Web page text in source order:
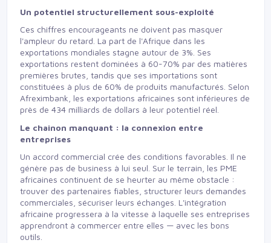
Un potentiel structurellement sous-exploité
Ces chiffres encourageants ne doivent pas masquer
l'ampleur du retard. La part de l'Afrique dans les
exportations mondiales stagne autour de 3%. Ses
exportations restent dominées à 60-70% par des matières
premières brutes, tandis que ses importations sont
constituées à plus de 60% de produits manufacturés. Selon
Afreximbank, les exportations africaines sont inférieures de
près de 434 milliards de dollars à leur potentiel réel.
Le chaînon manquant : la connexion entre
entreprises
Un accord commercial crée des conditions favorables. Il ne
génère pas de business à lui seul. Sur le terrain, les PME
africaines continuent de se heurter au même obstacle :
trouver des partenaires fiables, structurer leurs demandes
commerciales, sécuriser leurs échanges. L'intégration
africaine progressera à la vitesse à laquelle ses entreprises
apprendront à commercer entre elles — avec les bons
outils.